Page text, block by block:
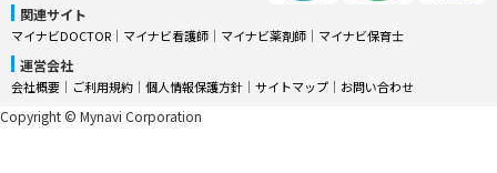
関連サイト
マイナビDOCTOR │ マイナビ看護師 │ マイナビ薬剤師 │ マイナビ保育士
運営会社
会社概要 │ ご利用規約 │ 個人情報保護方針 │ サイトマップ │ お問い合わせ
Copyright © Mynavi Corporation